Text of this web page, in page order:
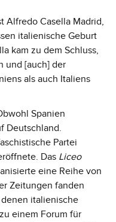
Alfredo Casella Madrid,
italienische Geburt
kam zu dem Schluss,
und [auch] der
als auch Italiens
Spanien
Deutschland.
Partei
Das Liceo
eine Reihe von
Zeitungen fanden
italienische
einem Forum für